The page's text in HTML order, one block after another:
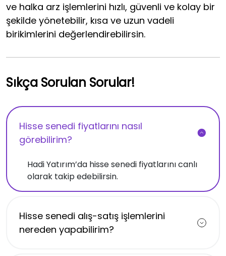
ve halka arz işlemlerini hızlı, güvenli ve kolay bir
şekilde yönetebilir, kısa ve uzun vadeli
birikimlerini değerlendirebilirsin.
Sıkça Sorulan Sorular!
Hisse senedi fiyatlarını nasıl
görebilirim?
Hadi Yatırım’da hisse senedi fiyatlarını canlı
olarak takip edebilirsin.
Hisse senedi alış-satış işlemlerini
nereden yapabilirim?